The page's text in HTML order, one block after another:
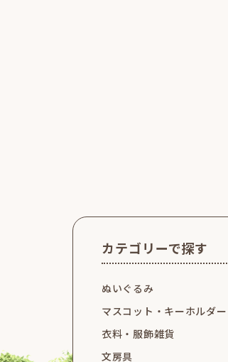
カテゴリーで探す
ぬいぐるみ
マスコット・ キーホルダー
衣料・服飾雑貨
文房具